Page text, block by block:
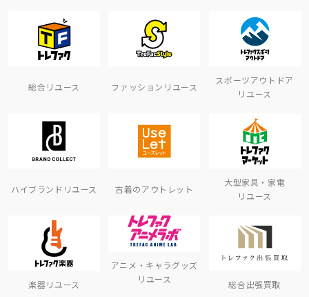
総合リユース ファッションリユース
スポーツアウトドア
リユース
ハイブランドリユース 古着のアウトレット
大型家具・家電
リユース
楽器リユース
アニメ・キャラグッズ
リユース
総合出張買取